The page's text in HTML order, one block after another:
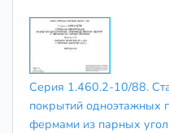
Серия 1.460.2-10/88.
покрытий одноэтажных
фермами из парных